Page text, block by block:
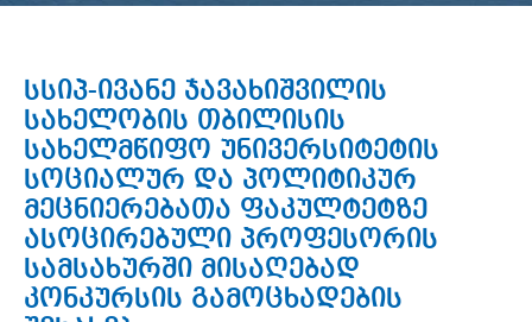
სსიპ-ივანე ჯავახიშვილის
სახელობის თბილისის
სახელმწიფო უნივერსიტეტის
სოციალურ და პოლიტიკურ
მეცნიერებათა ფაკულტეტზე
ასოცირებული პროფესორის
სამსახურში მისაღებად
კონკურსის გამოცხადების